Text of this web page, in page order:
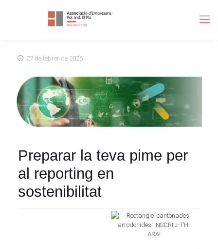
27 de febrer de 2026
Preparar la teva pime per
al reporting en
sostenibilitat